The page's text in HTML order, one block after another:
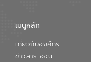
เมนูหลัก
เกี่ยวกับองค์กร
ข่าวสาร อจน.